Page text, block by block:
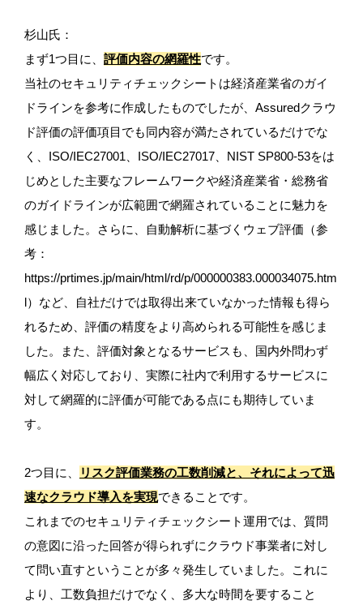
杉山氏：
まず1つ目に、 評価内容の網羅性です。
当社のセキュリティチェックシートは経済産業省のガイ
ドラインを参考に作成したものでしたが、Assuredクラウ
ド評価の評価項目でも同内容が満たされているだけでな
く、ISO/IEC27001、ISO/IEC27017、NIST SP800-53をは
じめとした主要なフレームワークや経済産業省・総務省
のガイドラインが広範囲で網羅されていることに魅力を
感じました。さらに、自動解析に基づくウェブ評価（参
考：
https://prtimes.jp/main/html/rd/p/000000383.000034075.htm
l）など、自社だけでは取得出来ていなかった情報も得ら
れるため、評価の精度をより高められる可能性を感じま
した。また、評価対象となるサービスも、国内外問わず
幅広く対応しており、実際に社内で利用するサービスに
対して網羅的に評価が可能である点にも期待していま
す。
2つ目に、
リスク評価業務の工数削減と、それによって迅
速なクラウド導入を実現できることです。
これまでのセキュリティチェックシート運用では、質問
の意図に沿った回答が得られずにクラウド事業者に対し
て問い直すということが多々発生していました。これに
より、工数負担だけでなく、多大な時間を要すること